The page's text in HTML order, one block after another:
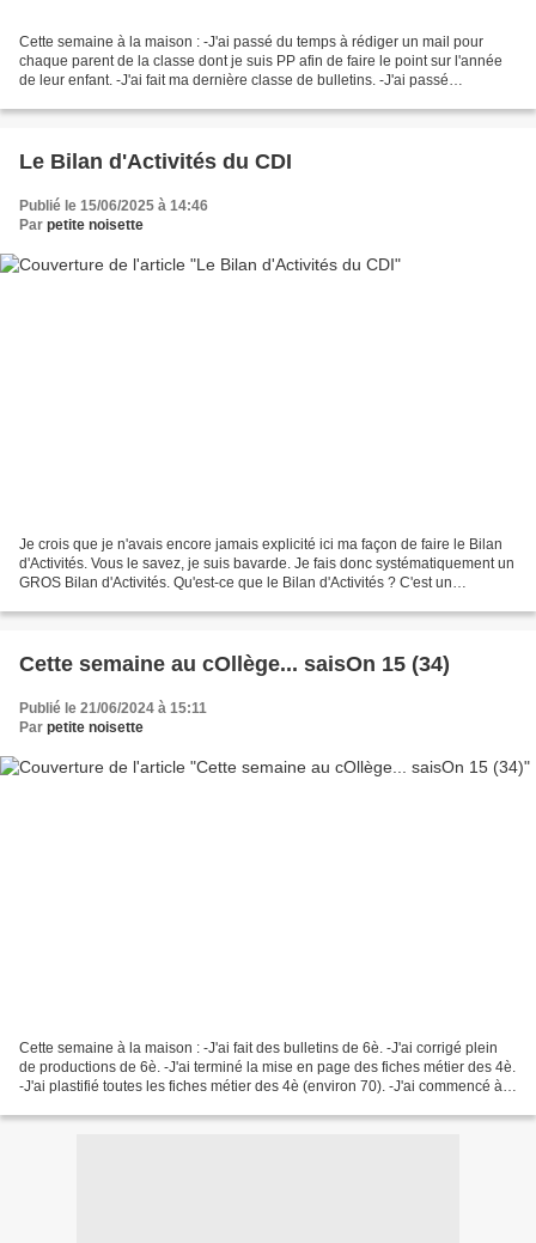
Cette semaine à la maison : -J'ai passé du temps à rédiger un mail pour
chaque parent de la classe dont je suis PP afin de faire le point sur l'année
de leur enfant. -J'ai fait ma dernière classe de bulletins. -J'ai passé
Le Bilan d'Activités du CDI
Publié le 15/06/2025 à 14:46
Par petite noisette
Je crois que je n'avais encore jamais explicité ici ma façon de faire le Bilan
d'Activités. Vous le savez, je suis bavarde. Je fais donc systématiquement un
GROS Bilan d'Activités. Qu'est-ce que le Bilan d'Activités ? C'est un
Cette semaine au cOllège... saisOn 15 (34)
Publié le 21/06/2024 à 15:11
Par petite noisette
Cette semaine à la maison : -J'ai fait des bulletins de 6è. -J'ai corrigé plein
de productions de 6è. -J'ai terminé la mise en page des fiches métier des 4è.
-J'ai plastifié toutes les fiches métier des 4è (environ 70). -J'ai commencé à